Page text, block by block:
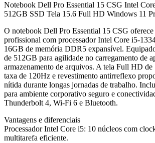
Notebook Dell Pro Essential 15 CSG Intel
512GB SSD Tela 15.6 Full HD Windows 11
O notebook Dell Pro Essential 15 CSG oferece
profissional com processador Intel Core i5-
16GB de memória DDR5 expansível.
de 512GB para agilidade no carregamento de
armazenamento de arquivos. A tela Full HD de
taxa de 120Hz e revestimento antirreflexo
nítida durante longas jornadas de trabalho.
para ambiente corporativo seguro e
Thunderbolt 4, Wi-Fi 6 e Bluetooth.
Vantagens e diferenciais
Processador Intel Core i5: 10 núcleos com
multitarefa eficiente.